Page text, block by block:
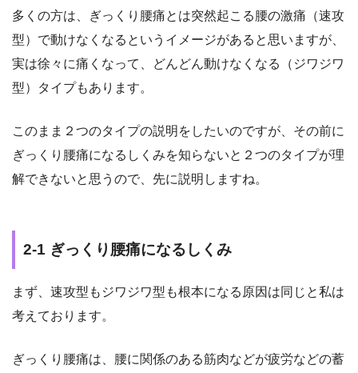
多くの方は、ぎっくり腰痛とは突然起こる腰の激痛（速攻
型）で動けなくなるというイメージがあると思いますが、
実は徐々に痛くなって、どんどん動けなくなる（ジワジワ
型）タイプもあります。
このまま２つのタイプの説明をしたいのですが、その前に
ぎっくり腰痛になるしくみを知らないと２つのタイプが理
解できないと思うので、先に説明しますね。
2-1 ぎっくり腰痛になるしくみ
まず、速攻型もジワジワ型も根本になる原因は同じと私は
考えております。
ぎっくり腰痛は、腰に関係のある筋肉などが疲労などの蓄